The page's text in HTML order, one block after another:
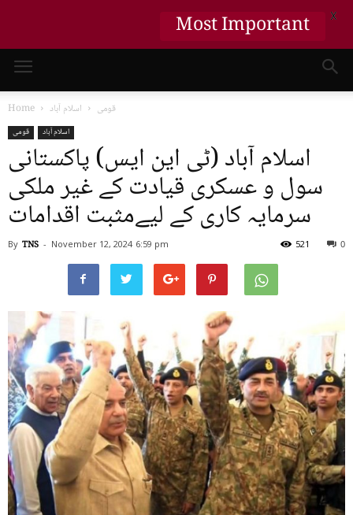
Home قومی اسلام آباد
قومی اسلام آباد
اسلام آباد (ٹی این ایس) پاکستانی
سول و عسکری قیادت کے غیر ملکی
سرمایہ کاری کے لیےمثبت اقدامات
By TNS - November 12, 2024 6:59 pm 0
521
Most Important X